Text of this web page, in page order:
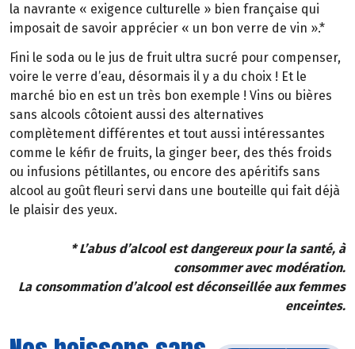
la navrante « exigence culturelle » bien française qui
imposait de savoir apprécier « un bon verre de vin ».*
Fini le soda ou le jus de fruit ultra sucré pour compenser,
voire le verre d’eau, désormais il y a du choix ! Et le
marché bio en est un très bon exemple ! Vins ou bières
sans alcools côtoient aussi des alternatives
complètement différentes et tout aussi intéressantes
comme le kéfir de fruits, la ginger beer, des thés froids
ou infusions pétillantes, ou encore des apéritifs sans
alcool au goût fleuri servi dans une bouteille qui fait déjà
le plaisir des yeux.
* L’abus d’alcool est dangereux pour la santé, à
consommer avec modération.
La consommation d’alcool est déconseillée aux femmes
enceintes.